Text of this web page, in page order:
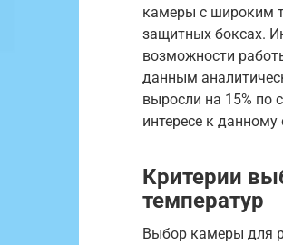
камеры с широким
защитных боксах.
возможности
данным
выросли на 15% по
интересе к
Критерии
температур
Выбор камеры для